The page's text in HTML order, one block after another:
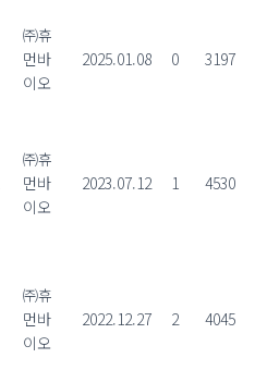
㈜휴
먼바
이오
2025.01.08 0 3197
㈜휴
먼바
이오
2023.07.12 1 4530
㈜휴
먼바
이오
2022.12.27 2 4045